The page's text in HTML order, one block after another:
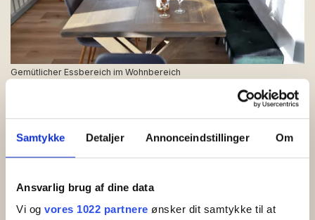
Samtykke Detaljer Annonceindstillinger Om
Ansvarlig brug af dine data
Vi og vores 1022 partnere ønsker dit samtykke til at
Gemütlicher Essbereich im Wohnbereich